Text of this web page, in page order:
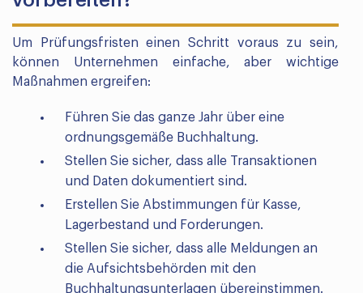
Um Prüfungsfristen einen Schritt voraus zu sein,
können Unternehmen einfache, aber wichtige
Maßnahmen ergreifen:
Führen Sie das ganze Jahr über eine
ordnungsgemäße Buchhaltung.
Stellen Sie sicher, dass alle Transaktionen
und Daten dokumentiert sind.
Erstellen Sie Abstimmungen für Kasse,
Lagerbestand und Forderungen.
Stellen Sie sicher, dass alle Meldungen an
die Aufsichtsbehörden mit den
Buchhaltungsunterlagen übereinstimmen.